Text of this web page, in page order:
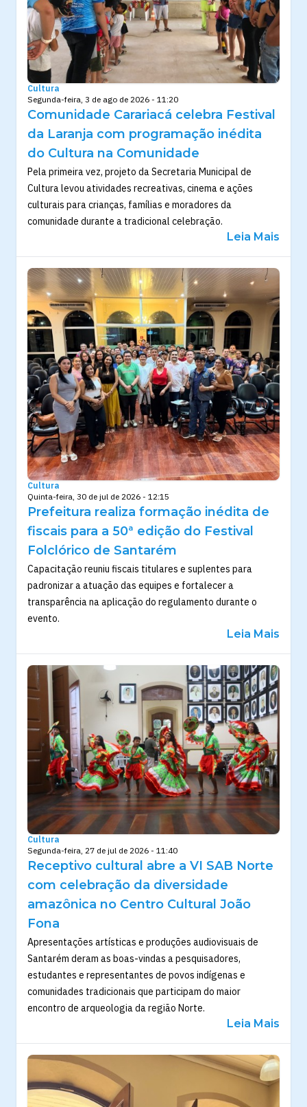
Cultura
Segunda-feira, 3 de ago de 2026 - 11:20
Comunidade Carariacá celebra Festival
da Laranja com programação inédita
do Cultura na Comunidade
Pela primeira vez, projeto da Secretaria Municipal de
Cultura levou atividades recreativas, cinema e ações
culturais para crianças, famílias e moradores da
comunidade durante a tradicional celebração.
Leia Mais
Cultura
Quinta-feira, 30 de jul de 2026 - 12:15
Prefeitura realiza formação inédita de
fiscais para a 50ª edição do Festival
Folclórico de Santarém
Capacitação reuniu fiscais titulares e suplentes para
padronizar a atuação das equipes e fortalecer a
transparência na aplicação do regulamento durante o
evento.
Leia Mais
Cultura
Segunda-feira, 27 de jul de 2026 - 11:40
Receptivo cultural abre a VI SAB Norte
com celebração da diversidade
amazônica no Centro Cultural João
Fona
Apresentações artísticas e produções audiovisuais de
Santarém deram as boas-vindas a pesquisadores,
estudantes e representantes de povos indígenas e
comunidades tradicionais que participam do maior
encontro de arqueologia da região Norte.
Leia Mais